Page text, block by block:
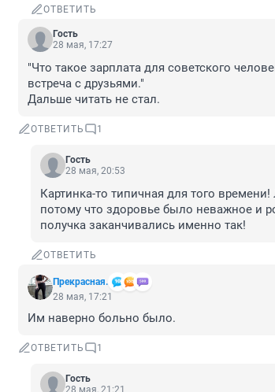
ОТВЕТИТЬ
Гость
28 мая, 17:27
"Что такое зарплата для советского
встреча с друзьями."
Дальше читать не стал.
ОТВЕТИТЬ 1
Гость
28 мая, 20:53
Картинка-то типичная для того
потому что здоровье было неважное и
получка заканчивались именно так!
ОТВЕТИТЬ
Прекрасная.
28 мая, 17:21
Им наверно больно было.
ОТВЕТИТЬ 1
Гость
28 мая, 21:21